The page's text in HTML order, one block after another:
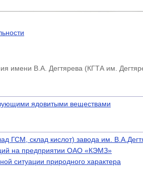
имени В.А. Дегтярева (КГТА им.
ядовитыми веществами
ГСМ, склад кислот) завода им.
на предприятии ОАО «КЭМЗ»
ситуации природного характера